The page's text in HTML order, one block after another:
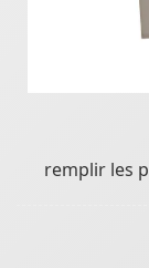
remplir les